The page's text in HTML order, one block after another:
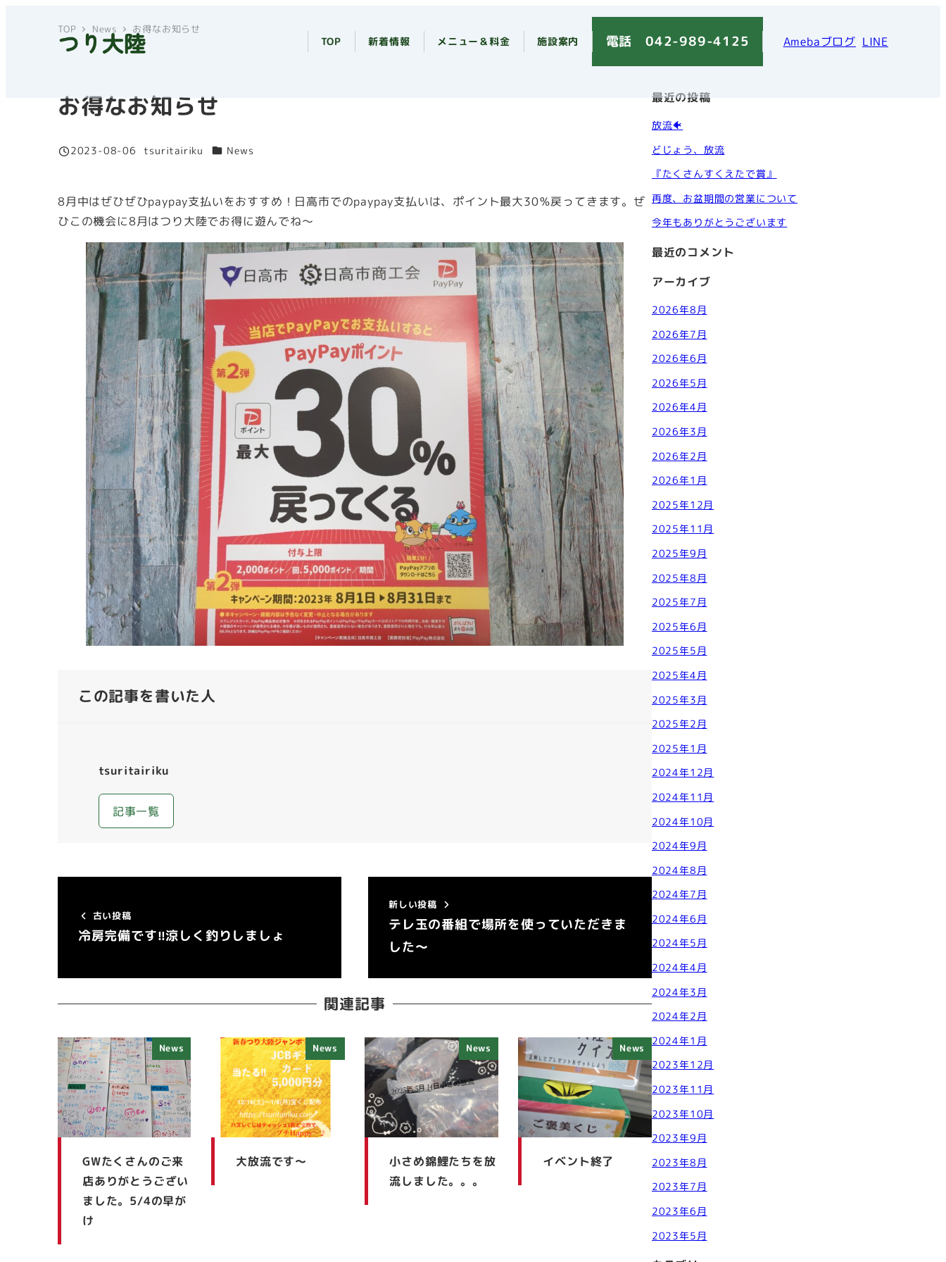
TOP 新着情報 メニュー＆料金 施設案内 電話 042-989-4125 Amebaブログ LINE
TOP News お得なお知らせ
お得なお知らせ
投稿日
2023-08-06
著
tsuritairiku カテゴリー
News
8月中はぜひぜひpaypay支払いをおすすめ！日高市でのpaypay支払いは、ポイント最大30％戻ってきます。ぜ
ひこの機会に8月はつり大陸でお得に遊んでね～
この記事を書いた人
tsuritairiku
記事一覧
古い投稿
冷房完備です‼涼しく釣りしましょ
新しい投稿
テレ玉の番組で場所を使っていただきま
した～
関連記事
News
GWたくさんのご来
店ありがとうござい
ました。5/4の早が
け
News
大放流です～
News
小さめ錦鯉たちを放
流しました。。。
News
イベント終了
最近の投稿
放流🐠
どじょう、放流
『たくさんすくえたで賞』
再度、お盆期間の営業について
今年もありがとうございます
最近のコメント
アーカイブ
2026年8月
2026年7月
2026年6月
2026年5月
2026年4月
2026年3月
2026年2月
2026年1月
2025年12月
2025年11月
2025年9月
2025年8月
2025年7月
2025年6月
2025年5月
2025年4月
2025年3月
2025年2月
2025年1月
2024年12月
2024年11月
2024年10月
2024年9月
2024年8月
2024年7月
2024年6月
2024年5月
2024年4月
2024年3月
2024年2月
2024年1月
2023年12月
2023年11月
2023年10月
2023年9月
2023年8月
2023年7月
2023年6月
2023年5月